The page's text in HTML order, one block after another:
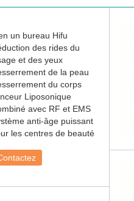
un bureau Hifu
des rides du
et des yeux
de la peau
du corps
Liposonique
avec RF et EMS
anti-âge puissant
les centres de beauté